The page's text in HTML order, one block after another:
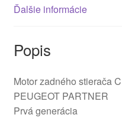
Ďalšie informácie
Popis
Motor zadného stierača
PEUGEOT PARTNER
Prvá generácia